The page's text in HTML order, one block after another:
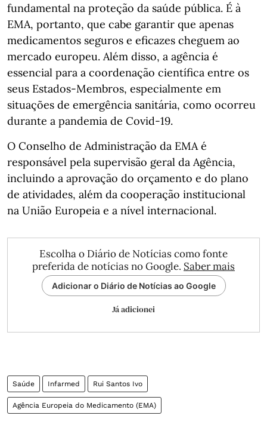
fundamental na proteção da saúde pública. É à
EMA, portanto, que cabe garantir que apenas
medicamentos seguros e eficazes cheguem ao
mercado europeu. Além disso, a agência é
essencial para a coordenação científica entre os
seus Estados-Membros, especialmente em
situações de emergência sanitária, como ocorreu
durante a pandemia de Covid-19.
O Conselho de Administração da EMA é
responsável pela supervisão geral da Agência,
incluindo a aprovação do orçamento e do plano
de atividades, além da cooperação institucional
na União Europeia e a nível internacional.
Escolha o Diário de Notícias como fonte
preferida de notícias no Google. Saber mais
Adicionar o Diário de Notícias ao Google
Já adicionei
Saúde Infarmed Rui Santos Ivo
Agência Europeia do Medicamento (EMA)